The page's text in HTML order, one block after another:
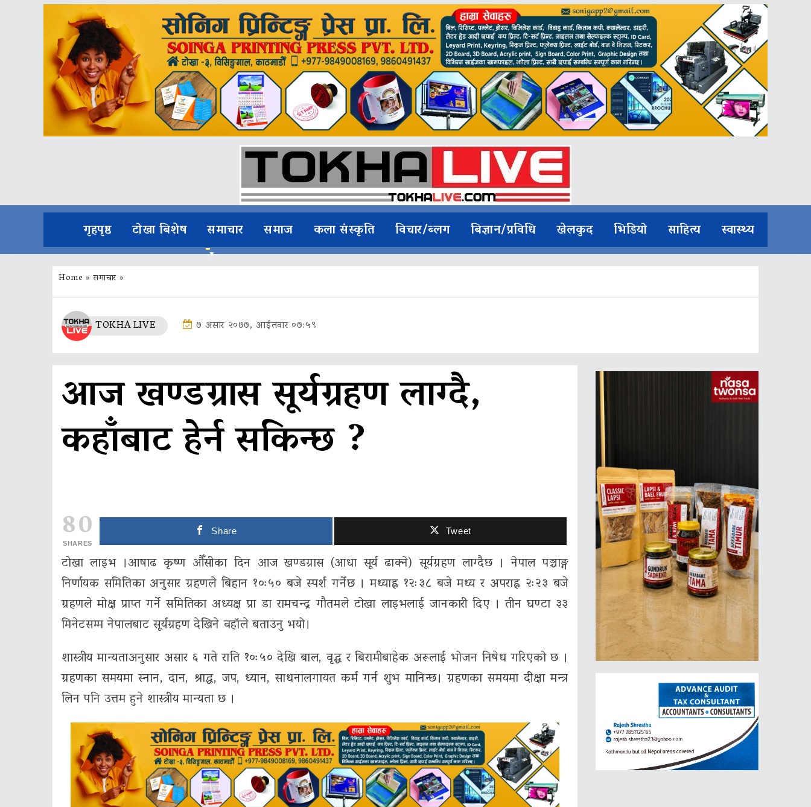
गृहपृष्ठ टोखा बिशेष समाचार समाज कला संस्कृति विचार/ब्लग बिज्ञान/प्रविधि खेलकुद भिडियो साहित्य स्वास्थ्य
Home »समाचार »
TOKHA LIVE ७ असार २०७७, आईतवार ०७:५९
आज खण्डग्रास सूर्यग्रहण लाग्दै,
कहाँबाट हेर्न सकिन्छ ?
80
SHARES
Share Tweet
टोखा लाइभ ।आषाढ कृष्ण औँसीका दिन आज खण्डग्रास (आधा सूर्य ढाक्ने) सूर्यग्रहण लाग्दैछ । नेपाल पञ्चाङ्ग
निर्णायक समितिका अनुसार ग्रहणले बिहान १०ः५० बजे स्पर्श गर्नेछ । मध्याह्न १२ः३८ बजे मध्य र अपराह्न २ः२३ बजे
ग्रहणले मोक्ष प्राप्त गर्ने समितिका अध्यक्ष प्रा डा रामचन्द्र गौतमले टोखा लाइभलाई जानकारी दिए । तीन घण्टा ३३
मिनेटसम्म नेपालबाट सूर्यग्रहण देखिने वहॉले बताउनु भयो।
शास्त्रीय मान्यताअनुसार असार ६ गते राति १०ः५० देखि बाल, वृद्ध र बिरामीबाहेक अरूलाई भोजन निषेध गरिएको छ ।
ग्रहणका समयमा स्नान, दान, श्राद्ध, जप, ध्यान, साधनालगायत कर्म गर्न शुभ मानिन्छ। ग्रहणका समयमा दीक्षा मन्त्र
लिन पनि उत्तम हुने शास्त्रीय मान्यता छ ।